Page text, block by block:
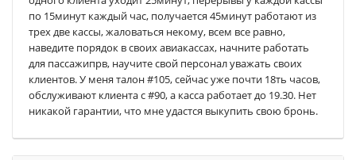
по 15минут каждый час, получается 45минут работают из
трех две кассы, жаловаться некому, всем все равно,
наведите порядок в своих авиакассах, начните работать
для пассажипрв, научите свой персонал уважать своих
клиентов. У меня талон #105, сейчас уже почти 18ть часов,
обслуживают клиента с #90, а касса работает до 19.30. Нет
никакой гарантии, что мне удастся выкупить свою бронь.